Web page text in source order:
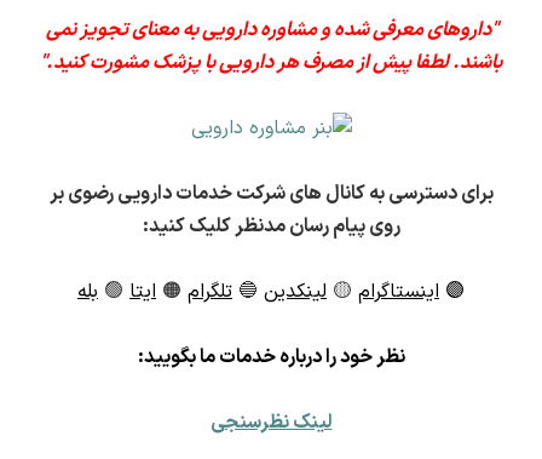
"داروهای معرفی شده و مشاوره دارویی به معنای تجویز نمی
باشند. لطفا پیش از مصرف هر دارویی با پزشک مشورت کنید."
برای دسترسی به کانال های شرکت خدمات دارویی رضوی بر
روی پیام رسان مدنظر کلیک کنید:
🟣 اینستاگرام 🟡 لینکدین 🔵 تلگرام 🟠 ایتا 🟢 بله
نظر خود را درباره خدمات ما بگویید:
لینک نظرسنجی